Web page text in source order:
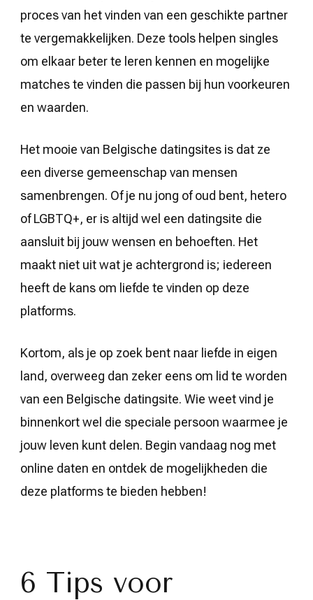
proces van het vinden van een geschikte partner
te vergemakkelijken. Deze tools helpen singles
om elkaar beter te leren kennen en mogelijke
matches te vinden die passen bij hun voorkeuren
en waarden.
Het mooie van Belgische datingsites is dat ze
een diverse gemeenschap van mensen
samenbrengen. Of je nu jong of oud bent, hetero
of LGBTQ+, er is altijd wel een datingsite die
aansluit bij jouw wensen en behoeften. Het
maakt niet uit wat je achtergrond is; iedereen
heeft de kans om liefde te vinden op deze
platforms.
Kortom, als je op zoek bent naar liefde in eigen
land, overweeg dan zeker eens om lid te worden
van een Belgische datingsite. Wie weet vind je
binnenkort wel die speciale persoon waarmee je
jouw leven kunt delen. Begin vandaag nog met
online daten en ontdek de mogelijkheden die
deze platforms te bieden hebben!
6 Tips voor